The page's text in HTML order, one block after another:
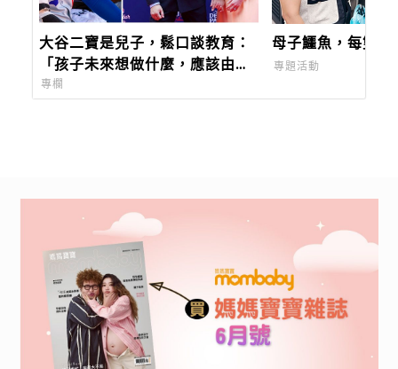
大谷二寶是兒子，鬆口談教育：
「孩子未來想做什麼，應該由他
們自己決定。」
專欄
母子鱷魚，每雙鞋
專題活動